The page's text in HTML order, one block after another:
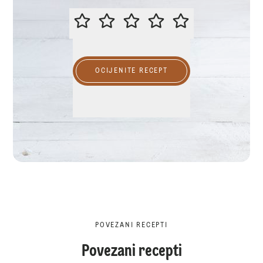
MOLIMO OCIJENITE OVAJ
OCIJENITE RECEPT
POVEZANI RECEPTI
Povezani recepti